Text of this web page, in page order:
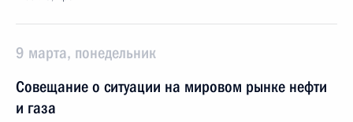
9 марта, понедельник
Совещание о ситуации на мировом рынке нефти
и газа